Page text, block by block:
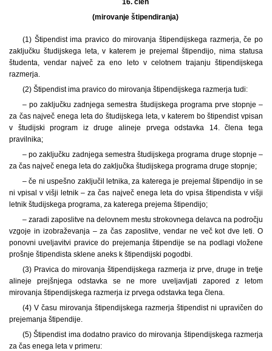
16. člen
(mirovanje štipendiranja)
(1) Štipendist ima pravico do mirovanja štipendijskega razmerja, če po
zaključku študijskega leta, v katerem je prejemal štipendijo, nima statusa
študenta, vendar največ za eno leto v celotnem trajanju štipendijskega
razmerja.
(2) Štipendist ima pravico do mirovanja štipendijskega razmerja tudi:
– po zaključku zadnjega semestra študijskega programa prve stopnje –
za čas največ enega leta do študijskega leta, v katerem bo štipendist vpisan
v študijski program iz druge alineje prvega odstavka 14. člena tega
pravilnika;
– po zaključku zadnjega semestra študijskega programa druge stopnje –
za čas največ enega leta do zaključka študijskega programa druge stopnje;
– če ni uspešno zaključil letnika, za katerega je prejemal štipendijo in se
ni vpisal v višji letnik – za čas največ enega leta do vpisa štipendista v višji
letnik študijskega programa, za katerega prejema štipendijo;
– zaradi zaposlitve na delovnem mestu strokovnega delavca na področju
vzgoje in izobraževanja – za čas zaposlitve, vendar ne več kot dve leti. O
ponovni uveljavitvi pravice do prejemanja štipendije se na podlagi vložene
prošnje štipendista sklene aneks k štipendijski pogodbi.
(3) Pravica do mirovanja štipendijskega razmerja iz prve, druge in tretje
alineje prejšnjega odstavka se ne more uveljavljati zapored z letom
mirovanja štipendijskega razmerja iz prvega odstavka tega člena.
(4) V času mirovanja štipendijskega razmerja štipendist ni upravičen do
prejemanja štipendije.
(5) Štipendist ima dodatno pravico do mirovanja štipendijskega razmerja
za čas enega leta v primeru: